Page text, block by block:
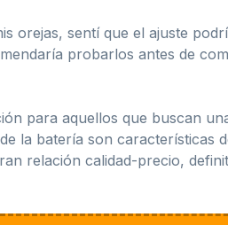
orejas, sentí que el ajuste
probarlos antes de
para aquellos que buscan
la batería son características
relación calidad-precio,